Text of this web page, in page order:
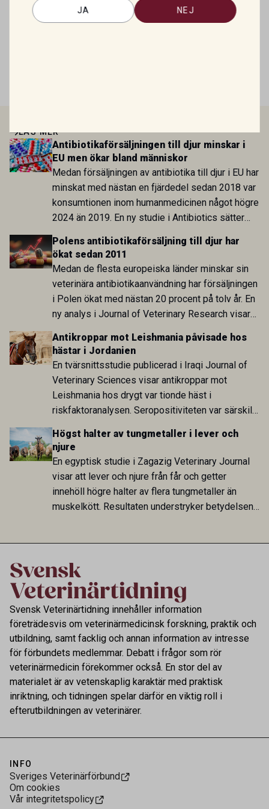
minskar i EU men ökar bland
människor
LÄS MER
Antibiotikaförsäljningen till djur minskar i
EU men ökar bland människor
Medan försäljningen av antibiotika till djur i EU har
minskat med nästan en fjärdedel sedan 2018 var
konsumtionen inom humanmedicinen något högre
2024 än 2019. En ny studie i Antibiotics sätter
utvecklingen inom de båda sektorerna sida vid
sida och pekar på en obalans i EU:s One Health-
arbete.
Polens antibiotikaförsäljning till djur har
ökat sedan 2011
Medan de flesta europeiska länder minskar sin
veterinära antibiotikaanvändning har försäljningen
i Polen ökat med nästan 20 procent på tolv år. En
ny analys i Journal of Veterinary Research visar
att skillnaden mot lågförbrukarländer som
Sverige är fortsatt stor.
Antikroppar mot Leishmania påvisade hos
hästar i Jordanien
En tvärsnittsstudie publicerad i Iraqi Journal of
Veterinary Sciences visar antikroppar mot
Leishmania hos drygt var tionde häst i
riskfaktoranalysen. Seropositiviteten var särskilt
hög i Zarqa och statistiskt kopplad till bland
annat stallhållning. Resultaten visar att hästarna
har exponerats för parasiten – men inte att de
fungerar som reservoarer eller bidrar till
smittspridning.
Högst halter av tungmetaller i lever och
njure
En egyptisk studie i Zagazig Veterinary Journal
visar att lever och njure från får och getter
innehöll högre halter av flera tungmetaller än
muskelkött. Resultaten understryker betydelsen
Svensk Veterinärtidning innehåller information
företrädesvis om veterinärmedicinsk forskning, praktik och
utbildning, samt facklig och annan information av intresse
för förbundets medlemmar. Debatt i frågor som rör
veterinärmedicin förekommer också. En stor del av
materialet är av vetenskaplig karaktär med praktisk
inriktning, och tidningen spelar därför en viktig roll i
efterutbildningen av veterinärer.
INFO
Sveriges Veterinärförbund
Om cookies
Vår integritetspolicy
JA NEJ